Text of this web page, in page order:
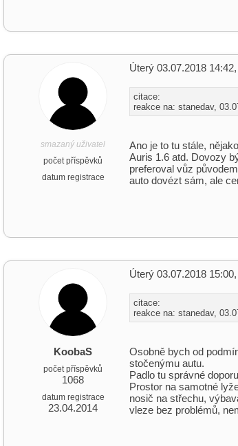
smazaný uživatel
počet příspěvků
datum registrace
Úterý 03.07.2018 14:42,
citace:
reakce na: stanedav,
Ano je to tu stále,
Auris 1.6 atd. Dovozy
preferoval vůz
auto dovézt sám, ale
KoobaS
počet příspěvků
1068
datum registrace
23.04.2014
Úterý 03.07.2018 15:00,
citace:
reakce na: stanedav,
Osobně bych od
stočenýmu autu.
Padlo tu správné
Prostor na samotné
nosič na střechu,
vleze bez problémů,